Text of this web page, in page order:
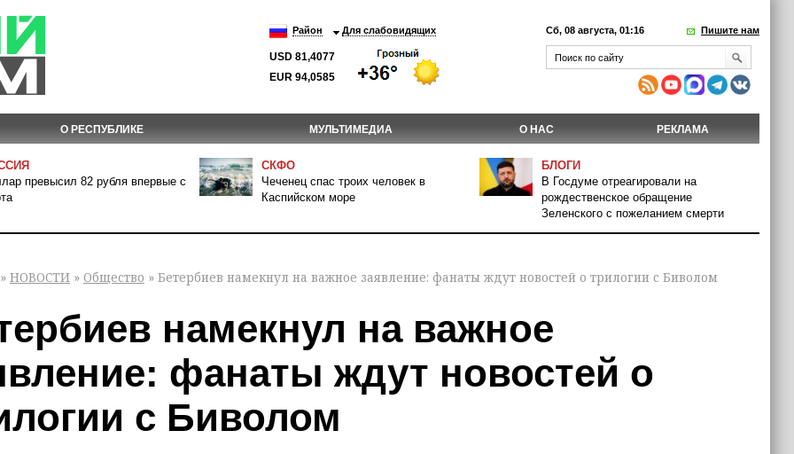
Район Для слабовидящих
USD 81,4077
EUR 94,0585
Сб, 08 августа, 01:16 Пишите нам
О РЕСПУБЛИКЕ МУЛЬТИМЕДИА О НАС РЕКЛАМА
превысил 82 рубля впервые с
СКФО
Чеченец спас троих человек в
Каспийском море
БЛОГИ
В Госдуме отреагировали на
рождественское обращение
Зеленского с пожеланием смерти
» НОВОСТИ » Общество » Бетербиев намекнул на важное заявление: фанаты ждут новостей о трилогии с Биволом
намекнул на важное
фанаты ждут новостей о
с Биволом